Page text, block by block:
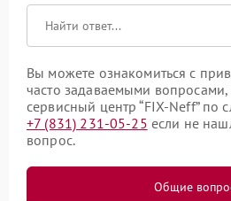
Вы можете ознакомиться с
часто задаваемыми вопросами,
сервисный центр “FIX-Neff” по
+7 (831) 231-05-25 если не
вопрос.
Общие